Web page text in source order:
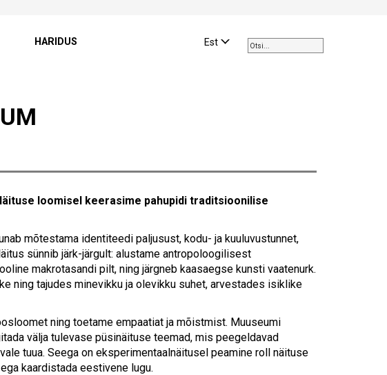
the
up
Press
to
selected
search
can
Est
HARIDUS
loomisel keerasime pahupidi traditsioonilise
mõtestama identiteedi paljusust, kodu- ja kuuluvustunnet,
sünnib järk-järgult: alustame antropoloogilisest
makrotasandi pilt, ning järgneb kaasaegse kunsti vaatenurk.
ning tajudes minevikku ja olevikku suhet, arvestades isiklike
ning toetame empaatiat ja mõistmist. Muuseumi
välja tulevase püsinäituse teemad, mis peegeldavad
tuua. Seega on eksperimentaalnäitusel peamine roll näituse
kaardistada eestivene lugu.